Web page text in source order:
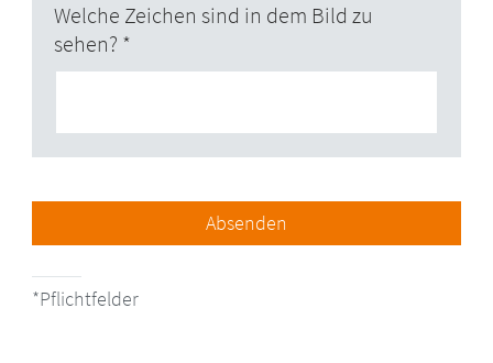
Welche Zeichen sind in dem Bild zu
sehen?
Absenden
Pflichtfelder